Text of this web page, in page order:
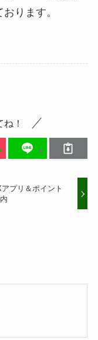
ります。
！
プリ＆ポイント